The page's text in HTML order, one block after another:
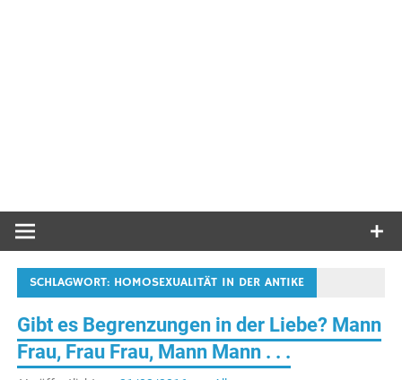
SCHLAGWORT: HOMOSEXUALITÄT IN DER ANTIKE
Gibt es Begrenzungen in der Liebe? Mann
Frau, Frau Frau, Mann Mann . . .